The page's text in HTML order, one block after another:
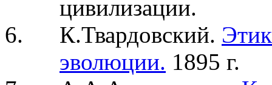
цивилизации.
К.Твардовский.
эволюции. 1895 г.